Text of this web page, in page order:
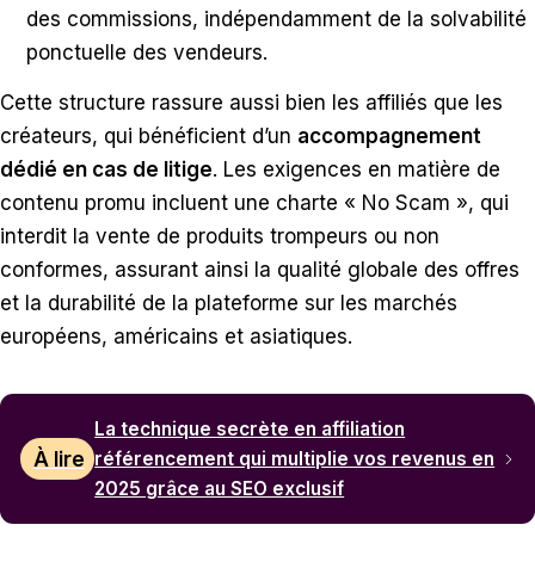
des commissions, indépendamment de la solvabilité
ponctuelle des vendeurs.
Cette structure rassure aussi bien les affiliés que les
créateurs, qui bénéficient d’un accompagnement
dédié en cas de litige. Les exigences en matière de
contenu promu incluent une charte « No Scam », qui
interdit la vente de produits trompeurs ou non
conformes, assurant ainsi la qualité globale des offres
et la durabilité de la plateforme sur les marchés
européens, américains et asiatiques.
À lire
La technique secrète en affiliation
référencement qui multiplie vos revenus en
2025 grâce au SEO exclusif